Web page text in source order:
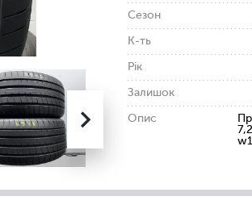
Сезон
К-ть
Рік
Залишок
Опис